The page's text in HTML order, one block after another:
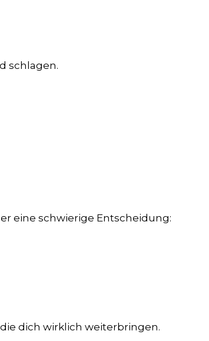
schlagen.
eine schwierige Entscheidung:
dich wirklich weiterbringen.